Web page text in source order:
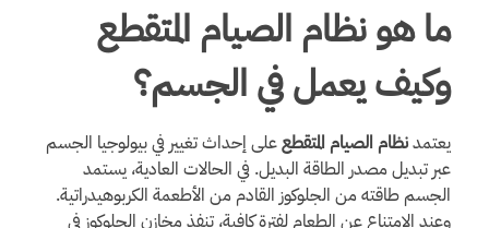
ما هو نظام الصيام المتقطع
وكيف يعمل في الجسم؟
يعتمدنظام الصيام المتقطععلى إحداث تغيير في بيولوجيا الجسم
عبر تبديل مصدر الطاقة البديل. في الحالات العادية، يستمد
الجسم طاقته من الجلوكوز القادم من الأطعمة الكربوهيدراتية.
وعند الامتناع عن الطعام لفترة كافية، تنفذ مخازن الجلوكوز في